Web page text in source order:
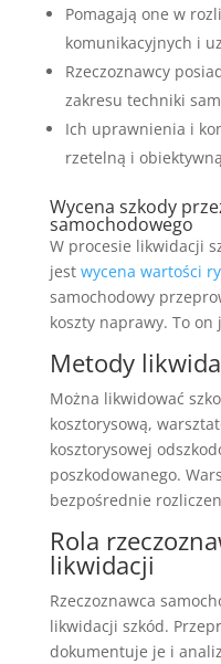
Pomagają one w
komunikacyjnych i
Rzeczoznawcy
zakresu techniki
Ich uprawnienia i
rzetelną i
Wycena szkody
samochodowego
W procesie likwidacji
jest wycena wartości
samochodowy
koszty naprawy. To
Metody
Można likwidować
kosztorysową,
kosztorysowej
poszkodowanego.
bezpośrednie
Rola
likwidacji
Rzeczoznawca
likwidacji szkód.
dokumentuje je i